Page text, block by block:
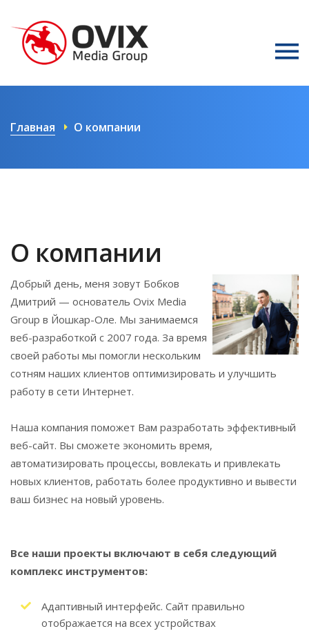
Главная О компании
О компании
Добрый день, меня зовут Бобков
Дмитрий — основатель Ovix Media
Group в Йошкар-Оле. Мы занимаемся
веб-разработкой с 2007 года. За время
своей работы мы помогли нескольким
сотням наших клиентов оптимизировать и улучшить
работу в сети Интернет.
Наша компания поможет Вам разработать эффективный
веб-сайт. Вы сможете экономить время,
автоматизировать процессы, вовлекать и привлекать
новых клиентов, работать более продуктивно и вывести
ваш бизнес на новый уровень.
Все наши проекты включают в себя следующий
комплекс инструментов:
Адаптивный интерфейс. Сайт правильно
отображается на всех устройствах